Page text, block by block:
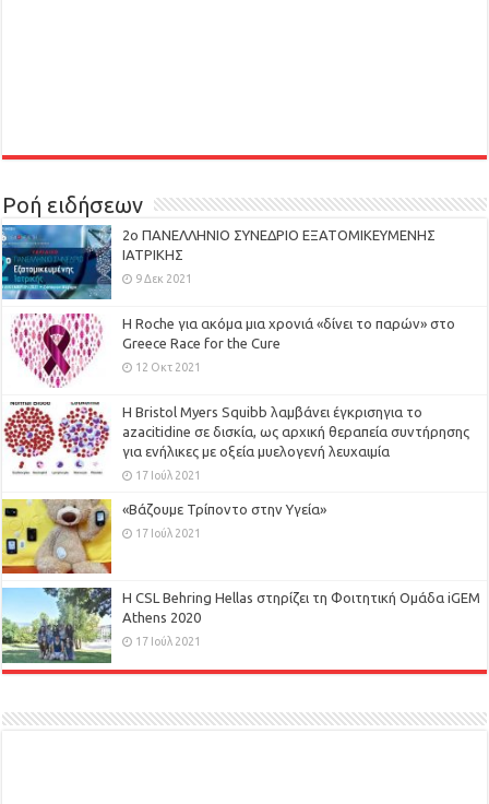
Ροή ειδήσεων
2ο ΠΑΝΕΛΛΗΝΙΟ ΣΥΝΕΔΡΙΟ ΕΞΑΤΟΜΙΚΕΥΜΕΝΗΣ
ΙΑΤΡΙΚΗΣ
9 Δεκ 2021
H Roche για ακόμα μια χρονιά «δίνει το παρών» στο
Greece Race for the Cure
12 Οκτ 2021
Η Bristol Myers Squibb λαμβάνει έγκρισηγια το
azacitidine σε δισκία, ως αρχική θεραπεία συντήρησης
για ενήλικες με οξεία μυελογενή λευχαιμία
17 Ιούλ 2021
«Βάζουμε Τρίποντο στην Υγεία»
17 Ιούλ 2021
H CSL Behring Hellas στηρίζει τη Φοιτητική Ομάδα iGEM
Athens 2020
17 Ιούλ 2021